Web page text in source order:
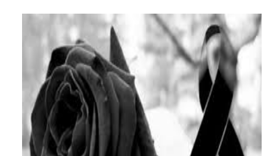
-Propeep y Gestión Presidencial encabezan entrega
Ministerio de Defensa siembra esperanza y protege
MICM y CECCOM retienen 213,355 galones de
Bienes Nacionales recauda más de RD 57 millones en
Residentes en San Juan beneficiados con jornada
El magistrado Henry Molina decidió no seguir en la